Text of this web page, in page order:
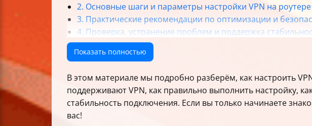
2. Основные шаги и параметры настройки VPN на
3. Практические рекомендации по оптимизации и
4. Проверка, устранение проблем и поддержка
Итог
Показать полностью
В этом материале мы подробно разберём, как настроить
поддерживают VPN, как правильно выполнить настройку,
стабильность подключения. Если вы только начинаете
вас!